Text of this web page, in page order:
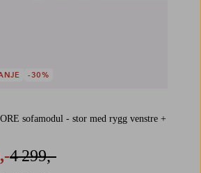
sofamodul - stor med rygg venstre +
4 299,-
-30%